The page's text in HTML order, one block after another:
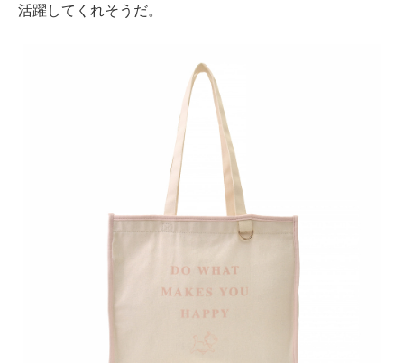
活躍してくれそうだ。